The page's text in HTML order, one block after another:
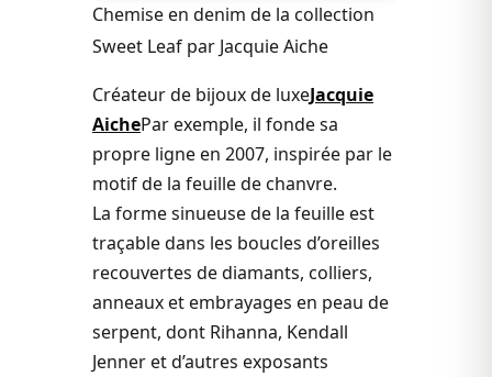
Chemise en denim de la collection
Sweet Leaf par Jacquie Aiche
Créateur de bijoux de luxeJacquie
AichePar exemple, il fonde sa
propre ligne en 2007, inspirée par le
motif de la feuille de chanvre.
La forme sinueuse de la feuille est
traçable dans les boucles d’oreilles
recouvertes de diamants, colliers,
anneaux et embrayages en peau de
serpent, dont Rihanna, Kendall
Jenner et d’autres exposants